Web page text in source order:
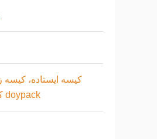
کیسه از پیش ساخته شده، کیسه doypack